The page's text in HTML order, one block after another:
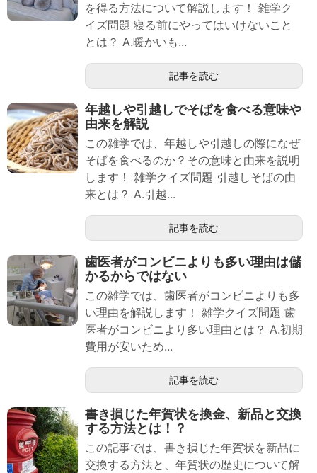
を得る方法について解説します！ 雑学ク
イズ問題 寝る前にやってはいけないこと
とは？ A.暖かいも...
記事を読む
年越しや引越しでそばを食べる意味や
由来を解説
この雑学では、年越しや引越しの際になぜ
そばを食べるのか？その意味と由来を説明
します！ 雑学クイズ問題 引越しそばの由
来とは？ A.引越...
記事を読む
歯医者がコンビニよりも多い理由は儲
かるからではない
この雑学では、歯医者がコンビニよりも多
い理由を解説します！ 雑学クイズ問題 歯
医者がコンビニより多い理由とは？ A.初期
費用が安いため...
記事を読む
書き損じた年賀状を換金、新品と交換
する方法とは！？
この記事では、書き損じた年賀状を新品に
交換する方法と、年賀状の歴史について解